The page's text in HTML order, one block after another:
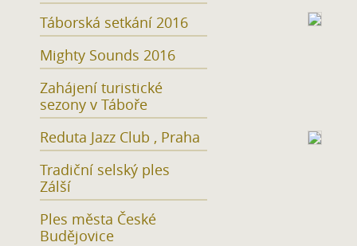
Táborská setkání 2016
Mighty Sounds 2016
Zahájení turistické
sezony v Táboře
Reduta Jazz Club , Praha
Tradiční selský ples
Zálší
Ples města České
Budějovice